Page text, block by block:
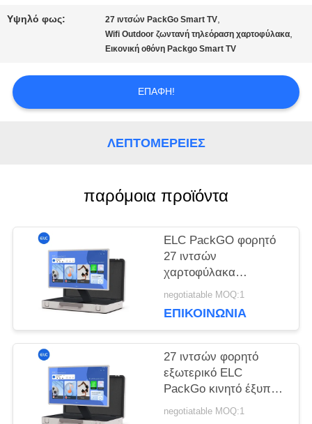
ΜΕ
ΠΟΛΙΤΙΚΉ
ΜΥΣΤΙΚΌΤΗΤΑΣ
Υψηλό φως: 27 ιντσών PackGo Smart TV,
Wifi Outdoor ζωντανή τηλεόραση χαρτοφύλακα,
Εικονική οθόνη Packgo Smart TV
ΕΠΑΦΉ!
ΛΕΠΤΟΜΈΡΕΙΕΣ
παρόμοια προϊόντα
ELC PackGO φορητό
27 ιντσών
χαρτοφύλακα
σχεδιασμός οθόνη
Smart TV οθόνη για
negotiatable MOQ:1
ΕΠΙΚΟΙΝΩΝΙΑ
27 ιντσών φορητό
εξωτερικό ELC
PackGo κινητό έξυπνο
τηλεοπτικό παίχτη
negotiatable MOQ:1